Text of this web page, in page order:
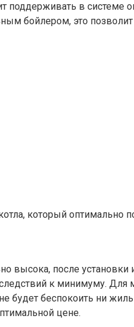
в системе
бойлером, это
который
высока, после
к минимуму.
будет беспокоить ни
цене.